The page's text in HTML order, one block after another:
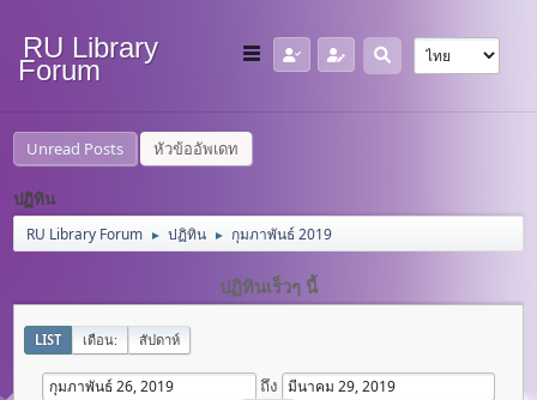
RU Library
Forum
Unread Posts หัวข้ออัพเดท
ปฏิทิน
RU Library Forum ► ปฏิทิน ► กุมภาพันธ์ 2019
ปฏิทินเร็วๆ นี้
LIST เดือน: สัปดาห์
ถึง